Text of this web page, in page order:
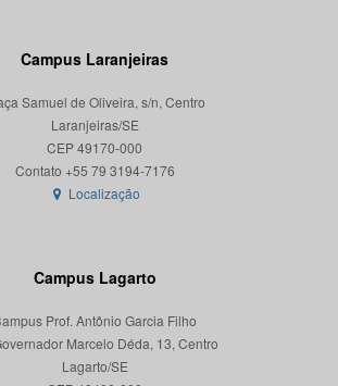
Campus Laranjeiras
Samuel de Oliveira, s/n, Centro
Laranjeiras/SE
CEP 49170-000
Localização
Campus Lagarto
Prof. Antônio Garcia Filho
Marcelo Déda, 13, Centro
Lagarto/SE